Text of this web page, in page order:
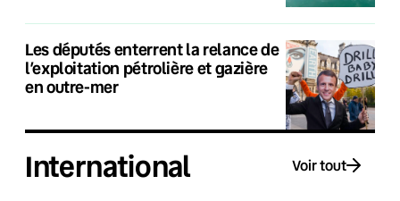
Les députés enterrent la relance de
l’exploitation pétrolière et gazière
en outre-mer
International Voir tout